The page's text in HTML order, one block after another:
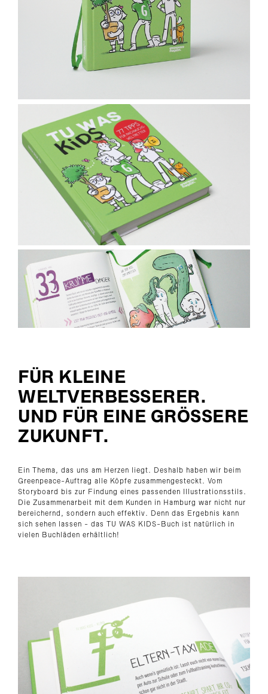
FÜR KLEINE
WELTVERBESSERER.
UND FÜR EINE GRÖSSERE Z
UKUNFT.
Ein Thema, das uns am Herzen liegt. Deshalb haben wir beim
Greenpeace-Auftrag alle Köpfe zusammengesteckt. Vom
Storyboard bis zur Findung eines passenden Illustrationsstils.
Die Zusammenarbeit mit dem Kunden in Hamburg war nicht nur
bereichernd, sondern auch effektiv. Denn das Ergebnis kann
sich sehen lassen - das TU WAS KIDS-Buch ist natürlich in
vielen Buchläden erhältlich!